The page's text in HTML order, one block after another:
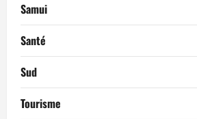
Samui
Santé
Sud
Tourisme